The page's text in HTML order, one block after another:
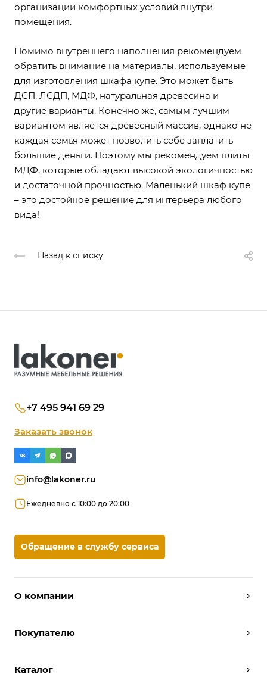
организации комфортных условий внутри
помещения.
Помимо внутреннего наполнения рекомендуем
обратить внимание на материалы, используемые
для изготовления шкафа купе. Это может быть
ДСП, ЛСДП, МДФ, натуральная древесина и
другие варианты. Конечно же, самым лучшим
вариантом является древесный массив, однако не
каждая семья может позволить себе заплатить
большие деньги. Поэтому мы рекомендуем плиты
МДФ, которые обладают высокой экологичностью
и достаточной прочностью. Маленький шкаф купе
– это достойное решение для интерьера любого
вида!
Назад к списку
О компании
Условия работы
Отзывы
Покупателю
Вызвать дизайнера
Каталог
+7 495 941 69 29
Заказать звонок
info@lakoner.ru
Ежедневно с 10:00 до 20:00
Обращение в службу сервиса